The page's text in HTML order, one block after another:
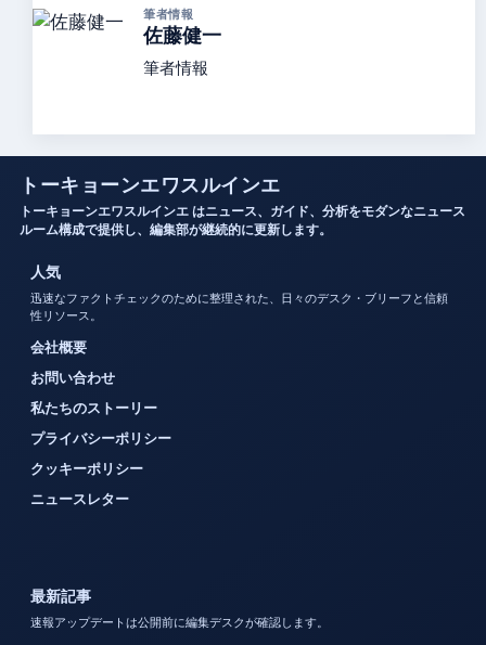
筆者情報
佐藤健一
筆者情報
トーキョーンエワスルインエ
トーキョーンエワスルインエ はニュース、ガイド、分析をモダンなニュース
ルーム構成で提供し、編集部が継続的に更新します。
人気
迅速なファクトチェックのために整理された、日々のデスク・ブリーフと信頼
性リソース。
会社概要
お問い合わせ
私たちのストーリー
プライバシーポリシー
クッキーポリシー
ニュースレター
最新記事
速報アップデートは公開前に編集デスクが確認します。